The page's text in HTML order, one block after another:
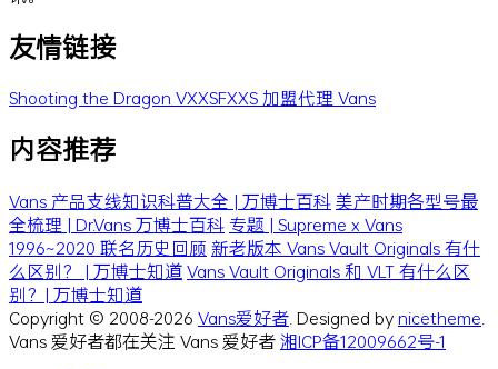
友情链接
Shooting the Dragon VXXSFXXS加盟代理 Vans
内容推荐
Vans 产品支线知识科普大全 | 万博士百科美产时期各型号最
全梳理 | Dr.Vans 万博士百科 专题 | Supreme x Vans
1996~2020 联名历史回顾 新老版本 Vans Vault Originals 有什
么区别？ | 万博士知道Vans Vault Originals 和 VLT 有什么区
别？| 万博士知道
Copyright © 2008-2026 Vans爱好者. Designed bynicetheme.
Vans 爱好者都在关注 Vans 爱好者湘ICP备12009662号-1